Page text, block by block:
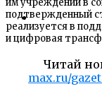
им учреждений в
подтвержденный
реализуется в
и цифровая
Читай
max.ru/